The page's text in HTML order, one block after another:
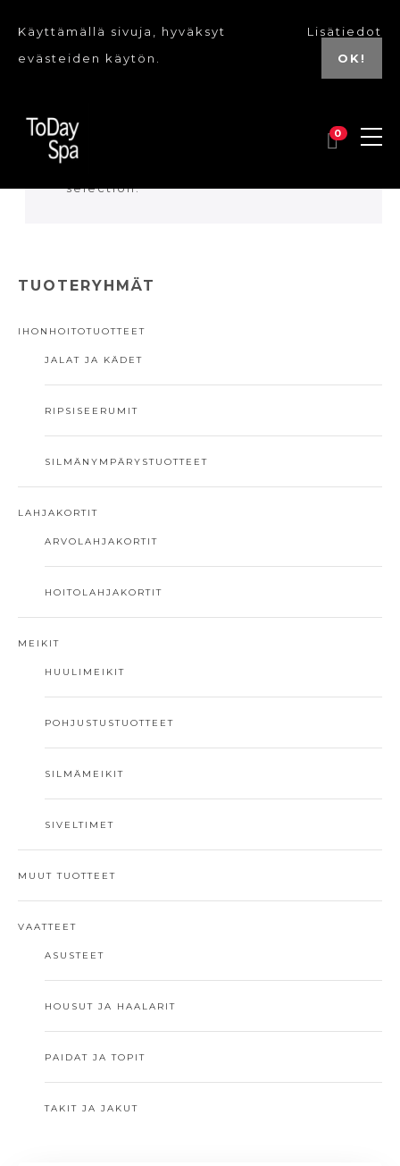
Käyttämällä sivuja, hyväksyt
evästeiden käytön.
Lisätiedot
OK!
0
No Tuotes were found matching your
selection.
TUOTERYHMÄT
IHONHOITOTUOTTEET
JALAT JA KÄDET
RIPSISEERUMIT
SILMÄNYMPÄRYSTUOTTEET
LAHJAKORTIT
ARVOLAHJAKORTIT
HOITOLAHJAKORTIT
MEIKIT
HUULIMEIKIT
POHJUSTUSTUOTTEET
SILMÄMEIKIT
SIVELTIMET
MUUT TUOTTEET
VAATTEET
ASUSTEET
HOUSUT JA HAALARIT
PAIDAT JA TOPIT
TAKIT JA JAKUT